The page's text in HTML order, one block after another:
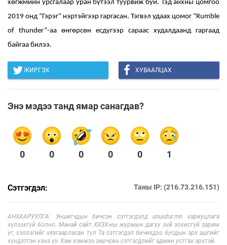
хөгжмийн урсгалаар уран бүтээл туурвиж буй. Тэд анхны цомгоо
2019 онд “Гэрэг” нэртэйгээр гаргасан. Тэгвэл удаах цомог “Rumble
of thunder”-аа өнгөрсөн есдүгээр сараас худалдаанд гаргаад
байгаа билээ.
ЖИРГЭХ ХУВААЛЦАХ
Энэ мэдээ танд ямар санагдав?
0 0 0 0 0 1
Сэтгэгдэл: Таны IP: (216.73.216.151)
АНХААРУУЛГА: Уншигчдын бичсэн сэтгэгдэлд unuudur.mn хариуцлага
хүлээхгүй болно. Манай сайт ХХЗХ-ны журмын дагуу зүй зохисгүй зарим
үг, хэллэгийг хязгаарласан тул Та сэтгэгдэл бичихдээ бусдын эрх ашгийг
хүндэтгэн үзнэ үү. Хэм хэмжээ зөрчсөн сэтгэгдлийг админ устгах эрхтэй.